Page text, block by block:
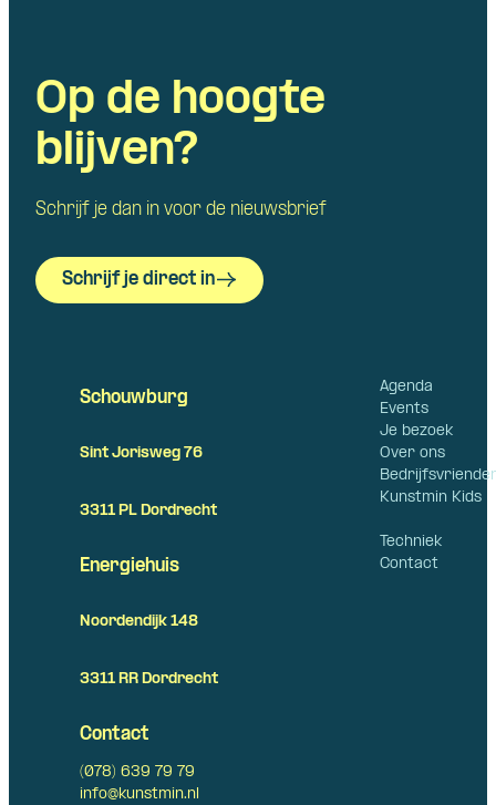
Op de hoogte
blijven?
Schrijf je dan in voor de nieuwsbrief
Schrijf je direct in
Agenda
Events
Je bezoek
Over ons
Kunstmin Kids
Techniek
Contact
Schouwburg
Sint Jorisweg 76
3311 PL Dordrecht
Energiehuis
Noordendijk 148
3311 RR Dordrecht
Contact
(078) 639 79 79
info@kunstmin.nl